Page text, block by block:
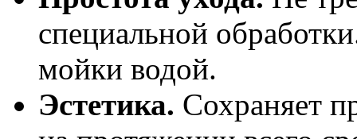
специальной
мойки водой.
Эстетика. Сохраняет